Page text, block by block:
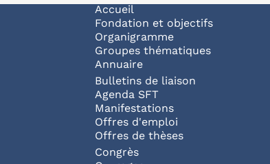
Navigation principale
Accueil
Fondation et objectifs
Organigramme
Groupes thématiques
Annuaire
Bulletins de liaison
Agenda SFT
Manifestations
Offres d'emploi
Offres de thèses
Congrès